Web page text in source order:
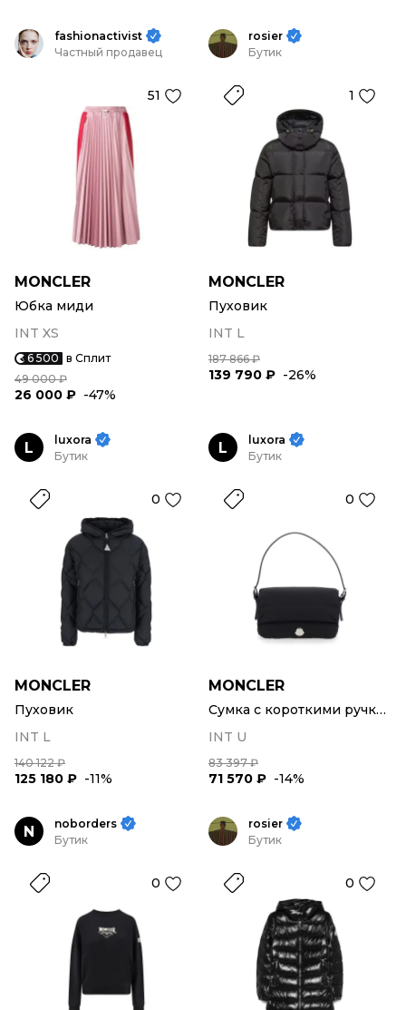
fashionactivist
Частный продавец
51
MONCLER
Юбка миди
INT XS
6 500 в Сплит
49 000 ₽
26 000 ₽ -47%
rosier
Бутик
1
MONCLER
Пуховик
INT L
187 866 ₽
139 790 ₽ -26%
L
luxora
Бутик
0
MONCLER
Пуховик
INT L
140 122 ₽
125 180 ₽ -11%
L
luxora
Бутик
0
MONCLER
Сумка с короткими ручками
INT U
83 397 ₽
71 570 ₽ -14%
N
noborders
Бутик
0
rosier
Бутик
0